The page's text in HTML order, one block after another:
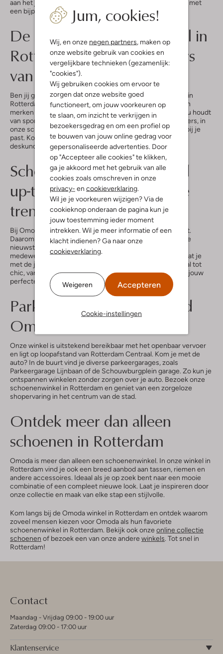
Jum, cookies!
Wij, en onze negen partners, maken op
onze website gebruik van cookies en
vergelijkbare technieken (gezamenlijk:
"cookies").
Wij gebruiken cookies om ervoor te
zorgen dat onze website goed
functioneert, om jouw voorkeuren op
te slaan, om inzicht te verkrijgen in
bezoekersgedrag en om een profiel op
te bouwen van jouw online gedrag voor
gepersonaliseerde advertenties. Door
op "Accepteer alle cookies" te klikken,
ga je akkoord met het gebruik van alle
cookies zoals omschreven in onze
privacy- en cookieverklaring.
Wil je je voorkeuren wijzigen? Via de
cookieknop onderaan de pagina kun je
jouw toestemming ieder moment
intrekken. Wil je meer informatie of een
klacht indienen? Ga naar onze
cookieverklaring.
Weigeren Accepteren
Cookie-instellingen
aan het juiste adres. Combineer jouw favoriete schoenen met
een bijpassende tas en maak je outfit compleet.
De sneakers in onze winkel in
Rotterdam: voor liefhebbers
van streetstyle
Ben jij gek op sneakers? Dan mag je onze sneaker winkel in
Rotterdam niet missen. We hebben een ruime selectie aan
merken als
Nike , New Balance, Converse en HUB
. Of je nu houdt
van sportieve modellen of juist van minimalistische sneakers, in
onze schoenen winkel in Rotterdam vind je altijd iets dat bij je
past. Kom langs, pas ze aan en laat je adviseren door ons
deskundige team.
Schoenen Rotterdam: altijd
up-to-date met de nieuwste
trends
Bij Omoda volgen we de nieuwste modetrends op de voet.
Daarom wisselt onze collectie regelmatig, zodat jij altijd de
nieuwste schoenen in Rotterdam kunt shoppen. Onze
medewerkers helpen je graag met persoonlijk advies, zodat je
met de juiste pasvorm en stijl naar buiten loopt. Van casual tot
chic, van stoer tot verfijnd – bij Omoda Rotterdam vind je jouw
perfecte paar.
Parkeren en bereikbaarheid
Omoda Rotterdam
Onze winkel is uitstekend bereikbaar met het openbaar vervoer
en ligt op loopafstand van Rotterdam Centraal. Kom je met de
auto? In de buurt vind je diverse parkeergarages, zoals
Parkeergarage Lijnbaan of de Schouwburgplein garage. Zo kun je
ontspannen winkelen zonder zorgen over je auto. Bezoek onze
schoenenwinkel in Rotterdam en geniet van een zorgeloze
shopervaring in het centrum van de stad.
Ontdek meer dan alleen
schoenen in Rotterdam
Omoda is meer dan alleen een schoenenwinkel. In onze winkel in
Rotterdam vind je ook een breed aanbod aan tassen, riemen en
andere accessoires. Ideaal als je op zoek bent naar een mooie
combinatie of een compleet nieuwe look. Laat je inspireren door
onze collectie en maak van elke stap een stijlvolle.
Kom langs bij de Omoda winkel in Rotterdam en ontdek waarom
zoveel mensen kiezen voor Omoda als hun favoriete
schoenenwinkel in Rotterdam. Bekijk ook onze online collectie
schoenen of bezoek een van onze andere winkels. Tot snel in
Rotterdam!
Contact
Maandag - Vrijdag 09:00 - 19:00 uur
Zaterdag 09:00 - 17:00 uur
Klantenservice